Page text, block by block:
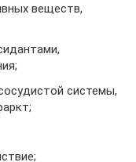
веществ,
системы,